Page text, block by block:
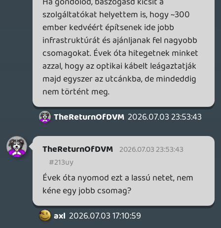
Mbit/s-el "hasítottunk". Az igazi a mostani
lakás lett, itt már van üvegszálas internet,
és pár év 250 Mbit/s után most
ugyanannyiért 1000 Mbit/s-es csomagot
ajánlott a vodafone.
Illetve a VR játékokból a combosabbak is
ritkán lépik át a 40 GB-os méretet, de az
indie-k még a 10 GB-ot is alig. Ezen okok
miatt lett néhány perc egy új játék
vásárlása után az indításuk.
Az árak megint csak szempontot
jelentettek régebben, amikor megjelenés
lemezes változathoz jellemzően 20-30%-al
olcsóbban hozzá tudtam jutni és bizony
sokszor el is adtam, ha nem teszett, vagy
ha végigjátszottam és úgy gondoltam,
hogy semmi esélye nincs, hogy én ezt még
egyszer elindítom. (Az más kérdés, hogy
azokból is csak minden huszadikat vettem
talán elő később, amiket megtartottam. 🙂